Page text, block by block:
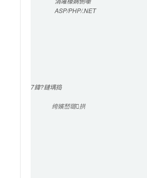
ASP/PHP/.NET
7鍏?鏈堣捣
绔嬪嵆璐拱